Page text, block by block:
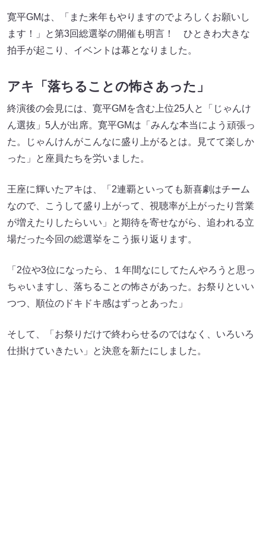
寛平GMは、「また来年もやりますのでよろしくお願いし
ます！」と第3回総選挙の開催も明言！ ひときわ大きな
拍手が起こり、イベントは幕となりました。
アキ「落ちることの怖さあった」
終演後の会見には、寛平GMを含む上位25人と「じゃんけ
ん選抜」5人が出席。寛平GMは「みんな本当によう頑張っ
た。じゃんけんがこんなに盛り上がるとは。見てて楽しか
った」と座員たちを労いました。
王座に輝いたアキは、「2連覇といっても新喜劇はチーム
なので、こうして盛り上がって、視聴率が上がったり営業
が増えたりしたらいい」と期待を寄せながら、追われる立
場だった今回の総選挙をこう振り返ります。
「2位や3位になったら、１年間なにしてたんやろうと思っ
ちゃいますし、落ちることの怖さがあった。お祭りといい
つつ、順位のドキドキ感はずっとあった」
そして、「お祭りだけで終わらせるのではなく、いろいろ
仕掛けていきたい」と決意を新たにしました。